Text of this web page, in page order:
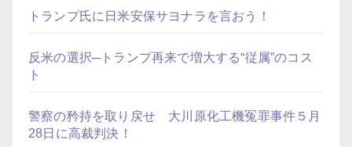
トランプ氏に日米安保サヨナラを言おう！
反米の選択─トランプ再来で増大する“従属”のコス
ト
警察の矜持を取り戻せ 大川原化工機冤罪事件５月
28日に高裁判決！